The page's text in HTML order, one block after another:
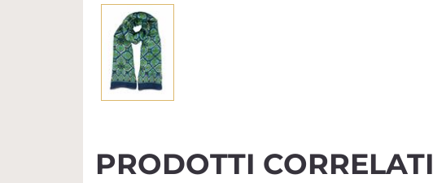
PRODOTTI CORRELATI